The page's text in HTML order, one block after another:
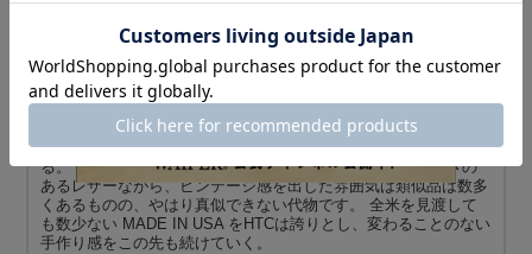
L.A．のデニムの神様と言われるジップ氏が作り出すスタッズ、
レザー、ブランド。 HOLLYWOOD TRADING COMPANY (HTC)
の悪いどんなビンテージデニムも彼の手にかかれば息を吹き返
し、むしろリペアによって更なる進化をとげるとも言われてい
る。 そんな彼が作る、今や言わずと知れたブランド。重厚さの
あるレザーながら、ビンテージ感を出した雰囲気は類似品は数多
くあるものの、やはり真似できない代物です。 全米を見渡して
も数少ない MADE IN USA をHTCは誇りとし、変わることのない
手作り感をこの先も続けていく。